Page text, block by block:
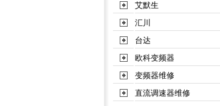
艾默生
汇川
台达
欧科变频器
变频器维修
直流调速器维修